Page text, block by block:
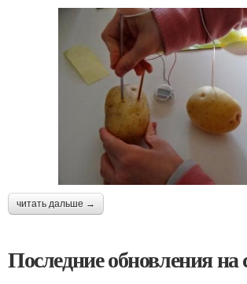
читать дальше →
Последние обновления на